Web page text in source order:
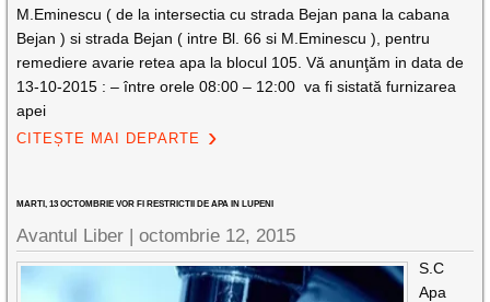
M.Eminescu ( de la intersectia cu strada Bejan pana la cabana
Bejan ) si strada Bejan ( intre Bl. 66 si M.Eminescu ), pentru
remediere avarie retea apa la blocul 105. Vă anunţăm in data de
13-10-2015 : – între orele 08:00 – 12:00 va fi sistată furnizarea
apei
CITEȘTE MAI DEPARTE
MARTI, 13 OCTOMBRIE VOR FI RESTRICTII DE APA IN LUPENI
Avantul Liber |octombrie 12, 2015
S.C
Apa